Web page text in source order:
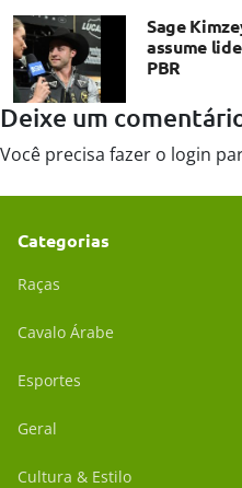
Sage
assume
PBR
Deixe um
Você precisa fazer o login
Categorias
Raças
Cavalo Árabe
Esportes
Geral
Cultura & Estilo